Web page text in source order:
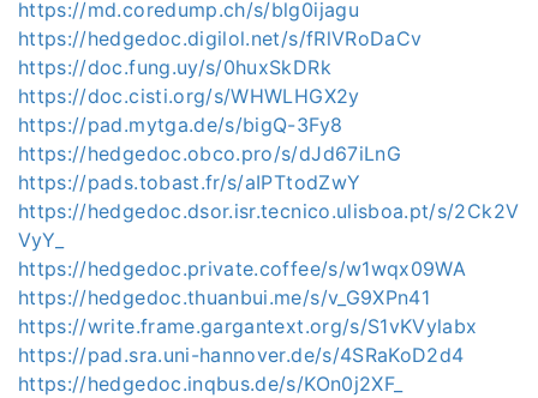
https://md.coredump.ch/s/blg0ijagu
https://hedgedoc.digilol.net/s/fRlVRoDaCv
https://doc.fung.uy/s/0huxSkDRk
https://doc.cisti.org/s/WHWLHGX2y
https://pad.mytga.de/s/bigQ-3Fy8
https://hedgedoc.obco.pro/s/dJd67iLnG
https://pads.tobast.fr/s/aIPTtodZwY
https://hedgedoc.dsor.isr.tecnico.ulisboa.pt/s/2Ck2V
VyY_
https://hedgedoc.private.coffee/s/w1wqx09WA
https://hedgedoc.thuanbui.me/s/v_G9XPn41
https://write.frame.gargantext.org/s/S1vKVylabx
https://pad.sra.uni-hannover.de/s/4SRaKoD2d4
https://hedgedoc.inqbus.de/s/KOn0j2XF_